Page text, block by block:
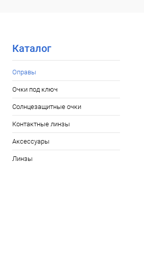
Каталог
Оправы
Очки под ключ
Солнцезащитные очки
Контактные линзы
Аксессуары
Линзы